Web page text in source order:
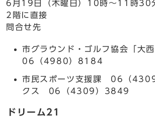
6月19日（木曜日）10時～11時30
2階に直接
問合せ先
市グラウンド・ゴルフ協会「大
06（4980）8184
市民スポーツ支援課 06（
クス 06（4309）3849
ドリーム21